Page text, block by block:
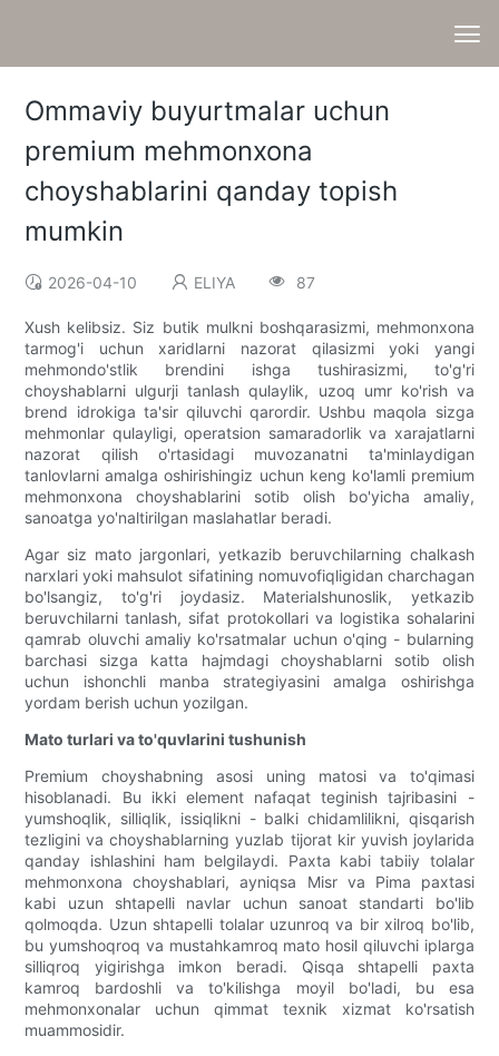
Ommaviy buyurtmalar uchun
premium mehmonxona
choyshablarini qanday topish
mumkin
2026-04-10 ELIYA 87
Xush kelibsiz. Siz butik mulkni boshqarasizmi, mehmonxona
tarmog'i uchun xaridlarni nazorat qilasizmi yoki yangi
mehmondo'stlik brendini ishga tushirasizmi, to'g'ri
choyshablarni ulgurji tanlash qulaylik, uzoq umr ko'rish va
brend idrokiga ta'sir qiluvchi qarordir. Ushbu maqola sizga
mehmonlar qulayligi, operatsion samaradorlik va xarajatlarni
nazorat qilish o'rtasidagi muvozanatni ta'minlaydigan
tanlovlarni amalga oshirishingiz uchun keng ko'lamli premium
mehmonxona choyshablarini sotib olish bo'yicha amaliy,
sanoatga yo'naltirilgan maslahatlar beradi.
Agar siz mato jargonlari, yetkazib beruvchilarning chalkash
narxlari yoki mahsulot sifatining nomuvofiqligidan charchagan
bo'lsangiz, to'g'ri joydasiz. Materialshunoslik, yetkazib
beruvchilarni tanlash, sifat protokollari va logistika sohalarini
qamrab oluvchi amaliy ko'rsatmalar uchun o'qing - bularning
barchasi sizga katta hajmdagi choyshablarni sotib olish
uchun ishonchli manba strategiyasini amalga oshirishga
yordam berish uchun yozilgan.
Mato turlari va to'quvlarini tushunish
Premium choyshabning asosi uning matosi va to'qimasi
hisoblanadi. Bu ikki element nafaqat teginish tajribasini -
yumshoqlik, silliqlik, issiqlikni - balki chidamlilikni, qisqarish
tezligini va choyshablarning yuzlab tijorat kir yuvish joylarida
qanday ishlashini ham belgilaydi. Paxta kabi tabiiy tolalar
mehmonxona choyshablari, ayniqsa Misr va Pima paxtasi
kabi uzun shtapelli navlar uchun sanoat standarti bo'lib
qolmoqda. Uzun shtapelli tolalar uzunroq va bir xilroq bo'lib,
bu yumshoqroq va mustahkamroq mato hosil qiluvchi iplarga
silliqroq yigirishga imkon beradi. Qisqa shtapelli paxta
kamroq bardoshli va to'kilishga moyil bo'ladi, bu esa
mehmonxonalar uchun qimmat texnik xizmat ko'rsatish
muammosidir.